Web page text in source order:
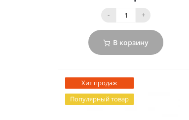
- +
В корзину
Хит продаж
Популярный товар